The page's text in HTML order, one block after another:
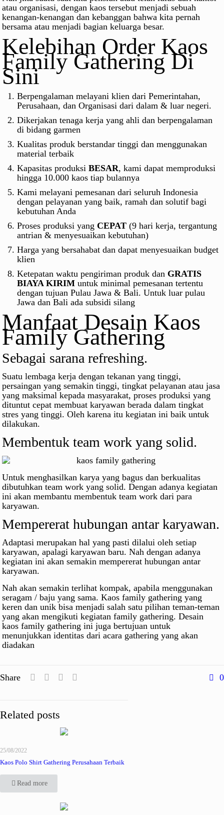
atau organisasi, dengan kaos tersebut menjadi sebuah
kenangan-kenangan dan kebanggan bahwa kita pernah
bersama atau menjadi bagian keluarga besar.
Kelebihan Order Kaos
Family Gathering Di
Sini
Berpengalaman melayani klien dari Pemerintahan,
Perusahaan, dan Organisasi dari dalam & luar negeri.
Dikerjakan tenaga kerja yang ahli dan berpengalaman
di bidang garmen
Kualitas produk berstandar tinggi dan menggunakan
material terbaik
Kapasitas produksiBESAR, kami dapat memproduksi
hingga 10.000 kaos tiap bulannya
Kami melayani pemesanan dari seluruh Indonesia
dengan pelayanan yang baik, ramah dan solutif bagi
kebutuhan Anda
Proses produksi yangCEPAT (9 hari kerja, tergantung
antrian & menyesuaikan kebutuhan)
Harga yang bersahabat dan dapat menyesuaikan budget
klien
Ketepatan waktu pengiriman produk dan GRATIS
BIAYA KIRIM untuk minimal pemesanan tertentu
dengan tujuan Pulau Jawa & Bali. Untuk luar pulau
Jawa dan Bali ada subsidi silang
Manfaat Desain Kaos
Family Gathering
Sebagai sarana refreshing.
Suatu lembaga kerja dengan tekanan yang tinggi,
persaingan yang semakin tinggi, tingkat pelayanan atau jasa
yang maksimal kepada masyarakat, proses produksi yang
dituntut cepat membuat karyawan berada dalam tingkat
stres yang tinggi. Oleh karena itu kegiatan ini baik untuk
dilakukan.
Membentuk team work yang solid.
Untuk menghasilkan karya yang bagus dan berkualitas
dibutuhkan team work yang solid. Dengan adanya kegiatan
ini akan membantu membentuk team work dari para
karyawan.
Mempererat hubungan antar karyawan.
Adaptasi merupakan hal yang pasti dilalui oleh setiap
karyawan, apalagi karyawan baru. Nah dengan adanya
kegiatan ini akan semakin mempererat hubungan antar
karyawan.
Nah akan semakin terlihat kompak, apabila menggunakan
seragam / baju yang sama. Kaos family gathering yang
keren dan unik bisa menjadi salah satu pilihan teman-teman
yang akan mengikuti kegiatan family gathering. Desain
kaos family gathering ini juga bertujuan untuk
menunjukkan identitas dari acara gathering yang akan
diadakan
Share 0
Related posts
25/08/2022
Kaos Polo Shirt Gathering Perusahaan Terbaik
Read more